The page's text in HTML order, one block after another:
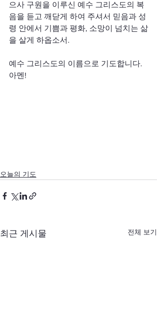
으사 구원을 이루신 예수 그리스도의 복
음을 듣고 깨닫게 하여 주셔서 믿음과 성
령 안에서 기쁨과 평화, 소망이 넘치는 삶
을 살게 하옵소서.
예수 그리스도의 이름으로 기도합니다.
아멘!
오늘의 기도
최근 게시물 전체 보기